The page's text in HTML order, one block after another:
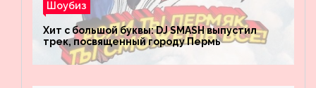
Шоубиз
Хит с большой буквы: DJ SMASH выпустил
трек, посвященный городу Пермь